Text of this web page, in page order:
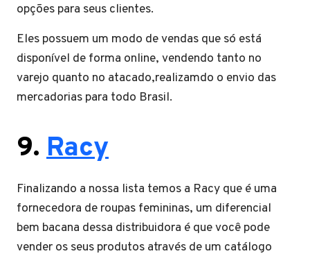
opções para seus clientes.
Eles possuem um modo de vendas que só está
disponível de forma online, vendendo tanto no
varejo quanto no atacado,realizamdo o envio das
mercadorias para todo Brasil.
9. Racy
Finalizando a nossa lista temos a Racy que é uma
fornecedora de roupas femininas, um diferencial
bem bacana dessa distribuidora é que você pode
vender os seus produtos através de um catálogo